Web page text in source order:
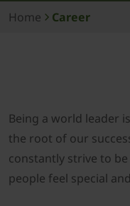
Home Career
Being a world leader
the root of our
constantly strive to be
people feel special